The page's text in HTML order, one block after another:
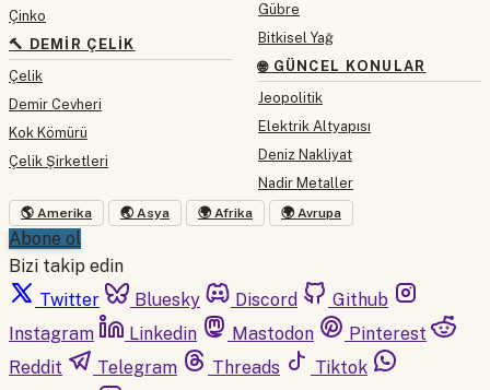
Çinko
🔨 DEMIR ÇELIK
Çelik
Demir Cevheri
Kok Kömürü
Çelik Şirketleri
Gübre
Bitkisel Yağ
🌐 GÜNCEL KONULAR
Jeopolitik
Elektrik Altyapısı
Deniz Nakliyat
Nadir Metaller
🌎 Amerika 🌏 Asya 🌍 Afrika 🌍 Avrupa
Abone ol
Bizi takip edin
Twitter
Bluesky Discord
Github
Instagram
Linkedin Mastodon
Pinterest
Reddit
Telegram Threads
Tiktok